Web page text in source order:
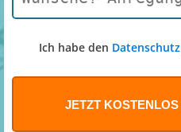
Ich habe den Datenschutz